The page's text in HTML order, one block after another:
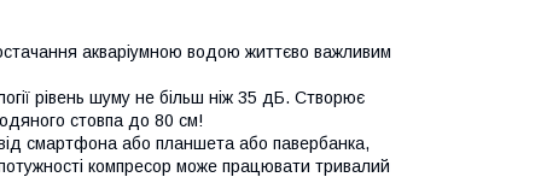
акваріумною водою життєво важливим
рівень шуму не більш ніж 35 дБ. Створює
стовпа до 80 см!
смартфона або планшета або павербанка,
компресор може працювати тривалий